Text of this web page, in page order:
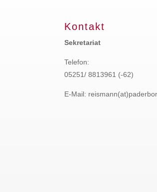
Kontakt
Sekretariat
Telefon:
05251/ 8813961 (-62)
E-Mail: